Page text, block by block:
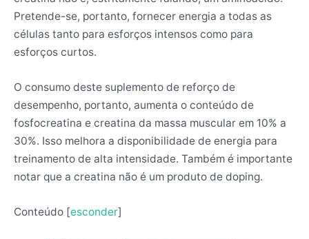
Pretende-se, portanto, fornecer energia a todas as
células tanto para esforços intensos como para
esforços curtos.
O consumo deste suplemento de reforço de
desempenho, portanto, aumenta o conteúdo de
fosfocreatina e creatina da massa muscular em 10% a
30%. Isso melhora a disponibilidade de energia para
treinamento de alta intensidade. Também é importante
notar que a creatina não é um produto de doping.
Conteúdo [esconder]